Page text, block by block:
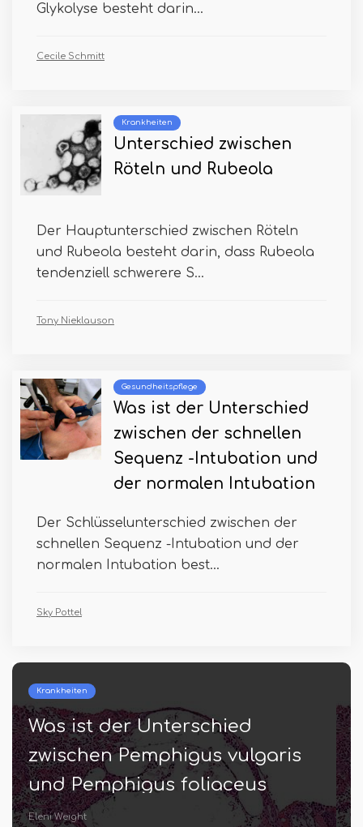
Glykolyse besteht darin...
Cecile Schmitt
Krankheiten
Unterschied zwischen
Röteln und Rubeola
Der Hauptunterschied zwischen Röteln
und Rubeola besteht darin, dass Rubeola
tendenziell schwerere S...
Tony Nieklauson
Gesundheitspflege
Was ist der Unterschied
zwischen der schnellen
Sequenz -Intubation und
der normalen Intubation
Der Schlüsselunterschied zwischen der
schnellen Sequenz -Intubation und der
normalen Intubation best...
Sky Pottel
Kleiden
Was ist der Unterschied
zwischen Seide und Baumwolle
Gian Donie